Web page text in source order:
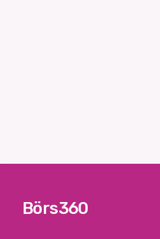
Börs360